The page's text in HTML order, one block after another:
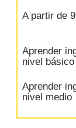
A partir de
Aprender
nivel básico
Aprender
nivel medio